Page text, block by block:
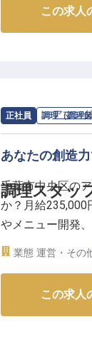
ホテルでの施設
支える大切な役
ーー【安心して
当ホテルでは、
働くことが可能
社会保険完備は
と生活をサポー
い方をお待ちし
この求人
正社員 調理（調理
調理スタッ
求人情報：アマン
あなたの創造
千葉市中央区の
か？月給235,000
やメニュー開発
ビアガーデンや
しましょう。経
業態 運営・その
この求人